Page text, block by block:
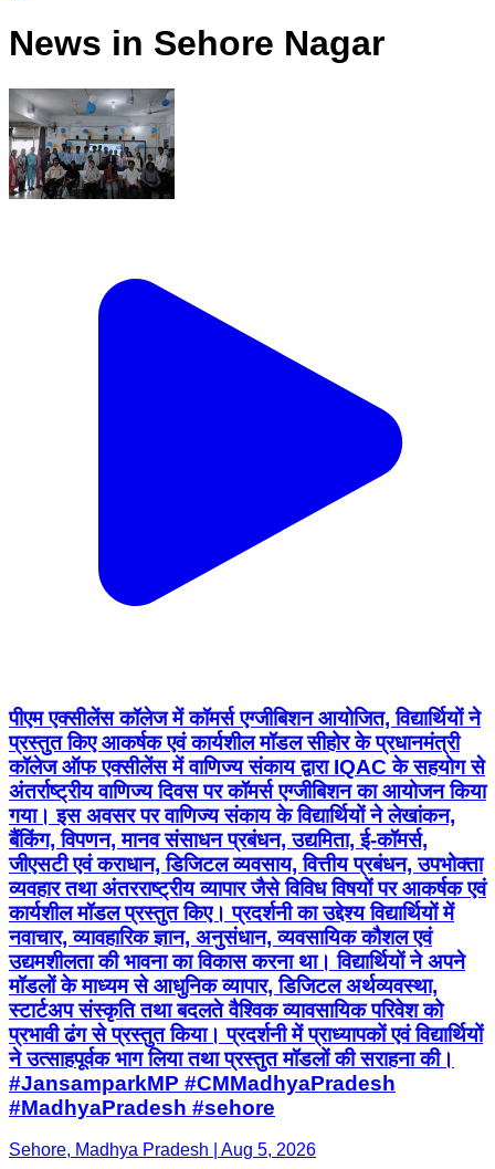
News in Sehore Nagar
पीएम एक्सीलेंस कॉलेज में कॉमर्स एग्जीबिशन आयोजित, विद्यार्थियों ने
प्रस्तुत किए आकर्षक एवं कार्यशील मॉडल सीहोर के प्रधानमंत्री
कॉलेज ऑफ एक्सीलेंस में वाणिज्य संकाय द्वारा IQAC के सहयोग से
अंतर्राष्ट्रीय वाणिज्य दिवस पर कॉमर्स एग्जीबिशन का आयोजन किया
गया। इस अवसर पर वाणिज्य संकाय के विद्यार्थियों ने लेखांकन,
बैंकिंग, विपणन, मानव संसाधन प्रबंधन, उद्यमिता, ई-कॉमर्स,
जीएसटी एवं कराधान, डिजिटल व्यवसाय, वित्तीय प्रबंधन, उपभोक्ता
व्यवहार तथा अंतरराष्ट्रीय व्यापार जैसे विविध विषयों पर आकर्षक एवं
कार्यशील मॉडल प्रस्तुत किए। प्रदर्शनी का उद्देश्य विद्यार्थियों में
नवाचार, व्यावहारिक ज्ञान, अनुसंधान, व्यवसायिक कौशल एवं
उद्यमशीलता की भावना का विकास करना था। विद्यार्थियों ने अपने
मॉडलों के माध्यम से आधुनिक व्यापार, डिजिटल अर्थव्यवस्था,
स्टार्टअप संस्कृति तथा बदलते वैश्विक व्यावसायिक परिवेश को
प्रभावी ढंग से प्रस्तुत किया। प्रदर्शनी में प्राध्यापकों एवं विद्यार्थियों
ने उत्साहपूर्वक भाग लिया तथा प्रस्तुत मॉडलों की सराहना की।
#JansamparkMP #CMMadhyaPradesh
#MadhyaPradesh #sehore
Sehore, Madhya Pradesh | Aug 5, 2026